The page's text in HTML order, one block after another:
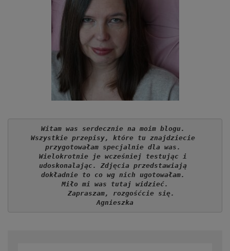
Witam was serdecznie na moim blogu.
Wszystkie przepisy, które tu znajdziecie
przygotowałam specjalnie dla was.
Wielokrotnie je wcześniej testując i
udoskonalając. Zdjęcia przedstawiają
dokładnie to co wg nich ugotowałam.
Miło mi was tutaj widzieć.
   Zapraszam, rozgośćcie się.
Agnieszka